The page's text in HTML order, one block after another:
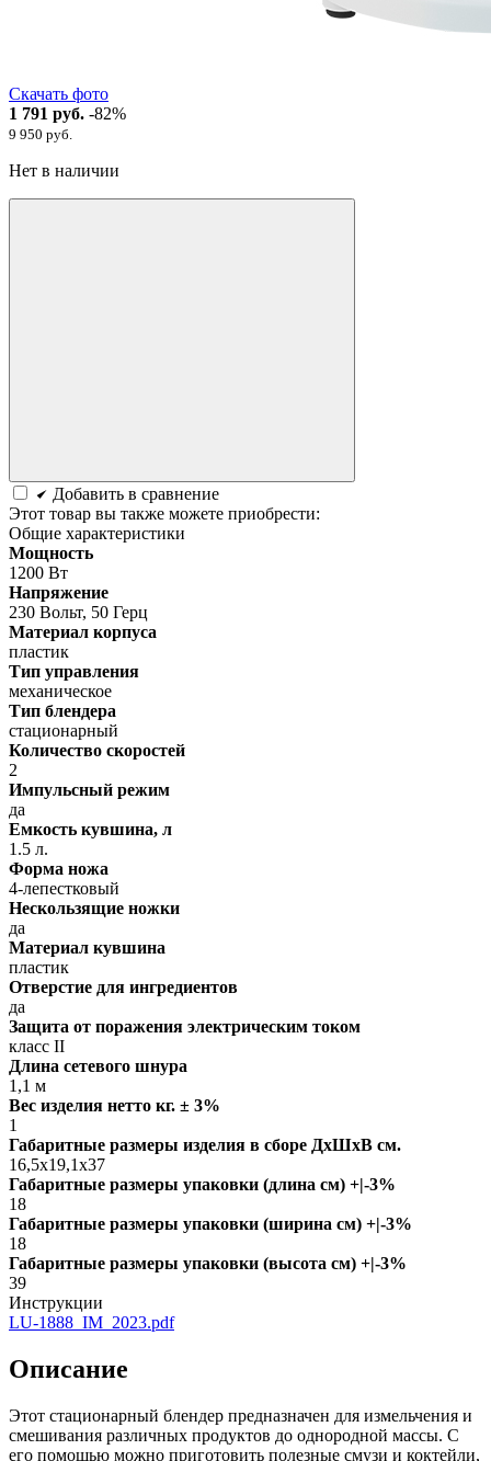
Скачать фото
1 791 руб. -82%
9 950 руб.
Нет в наличии
Добавить в сравнение
Этот товар вы также можете приобрести:
Общие характеристики
Мощность
1200 Вт
Напряжение
230 Вольт, 50 Герц
Материал корпуса
пластик
Тип управления
механическое
Тип блендера
стационарный
Количество скоростей
2
Импульсный режим
да
Емкость кувшина, л
1.5 л.
Форма ножа
4-лепестковый
Нескользящие ножки
да
Материал кувшина
пластик
Отверстие для ингредиентов
да
Защита от поражения электрическим током
класс II
Длина сетевого шнура
1,1 м
Вес изделия нетто кг. ± 3%
1
Габаритные размеры изделия в сборе ДxШxВ см.
16,5x19,1x37
Габаритные размеры упаковки (длина см) +|-3%
18
Габаритные размеры упаковки (ширина см) +|-3%
18
Габаритные размеры упаковки (высота см) +|-3%
39
Инструкции
LU-1888_IM_2023.pdf
Описание
Этот стационарный блендер предназначен для измельчения и
смешивания различных продуктов до однородной массы. С
его помощью можно приготовить полезные смузи и коктейли,